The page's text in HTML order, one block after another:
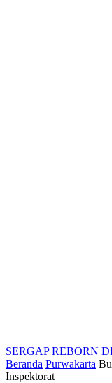
SERGAP REBORN
Beranda Purwakarta
Inspektorat